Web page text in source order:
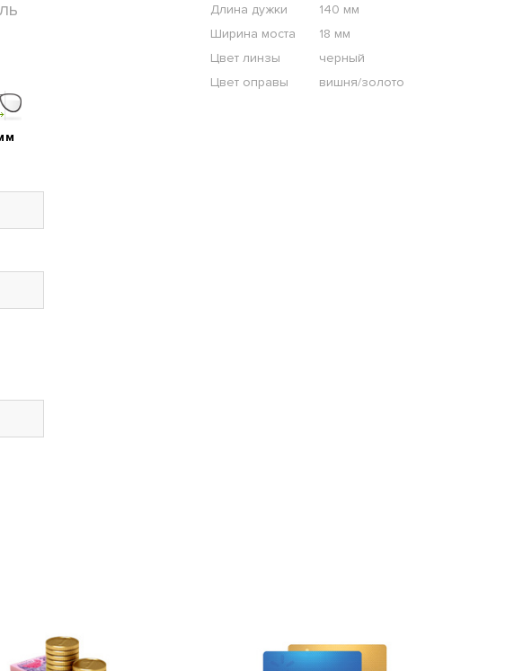
Длина дужки
140 мм
Ширина моста
18 мм
Цвет линзы
черный
Цвет оправы
вишня/золото